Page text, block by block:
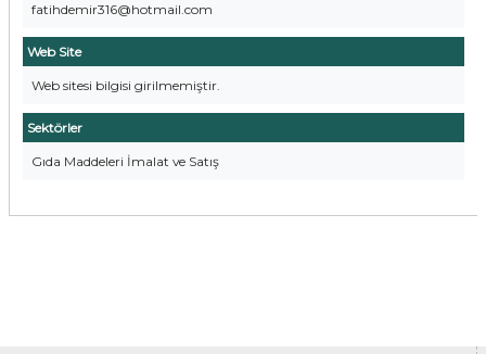
fatihdemir316@hotmail.com
Web Site
Web sitesi bilgisi girilmemiştir.
Sektörler
Gıda Maddeleri İmalat ve Satış